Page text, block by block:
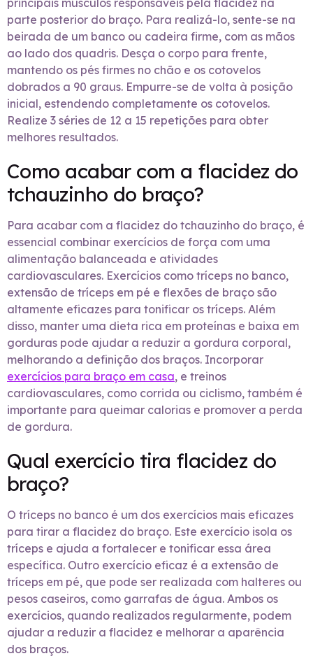
principais músculos responsáveis pela flacidez na
parte posterior do braço. Para realizá-lo, sente-se na
beirada de um banco ou cadeira firme, com as mãos
ao lado dos quadris. Desça o corpo para frente,
mantendo os pés firmes no chão e os cotovelos
dobrados a 90 graus. Empurre-se de volta à posição
inicial, estendendo completamente os cotovelos.
Realize 3 séries de 12 a 15 repetições para obter
melhores resultados.
Como acabar com a flacidez do
tchauzinho do braço?
Para acabar com a flacidez do tchauzinho do braço, é
essencial combinar exercícios de força com uma
alimentação balanceada e atividades
cardiovasculares. Exercícios como tríceps no banco,
extensão de tríceps em pé e flexões de braço são
altamente eficazes para tonificar os tríceps. Além
disso, manter uma dieta rica em proteínas e baixa em
gorduras pode ajudar a reduzir a gordura corporal,
melhorando a definição dos braços. Incorporar
exercícios para braço em casa, e treinos
cardiovasculares, como corrida ou ciclismo, também é
importante para queimar calorias e promover a perda
de gordura.
Qual exercício tira flacidez do
braço?
O tríceps no banco é um dos exercícios mais eficazes
para tirar a flacidez do braço. Este exercício isola os
tríceps e ajuda a fortalecer e tonificar essa área
específica. Outro exercício eficaz é a extensão de
tríceps em pé, que pode ser realizada com halteres ou
pesos caseiros, como garrafas de água. Ambos os
exercícios, quando realizados regularmente, podem
ajudar a reduzir a flacidez e melhorar a aparência
dos braços.